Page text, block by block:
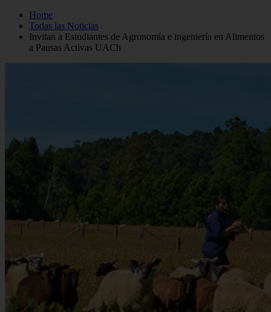
Home
Todas las Noticias
Invitan a Estudiantes de Agronomía e ingeniería en Alimentos
a Pausas Activas UACh